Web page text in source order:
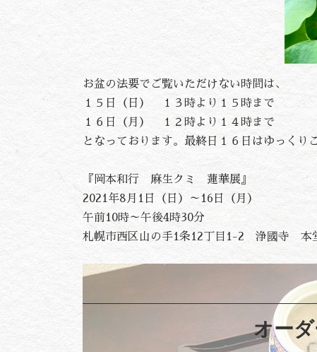
お盆の法要でご覧いただけない時間は、
１５日（日） １３時より１５時まで
１６日（月） １２時より１４時まで
となっております。最終日１６日はゆっくり
『岡本和行 麻生クミ 蓮華展』
2021年8月1日（日）～16日（月）
午前10時～午後4時30分
札幌市西区山の手1条12丁目1-2 浄國寺 本
オー